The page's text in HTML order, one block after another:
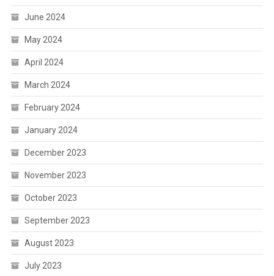
June 2024
May 2024
April 2024
March 2024
February 2024
January 2024
December 2023
November 2023
October 2023
September 2023
August 2023
July 2023